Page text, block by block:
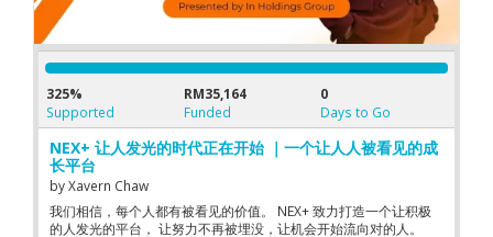
325%
Supported
RM35,164
Funded
0
Days to Go
NEX+ 让人发光的时代正在开始 ｜一个让人人被看见的成
长平台
byXavern Chaw
我们相信，每个人都有被看见的价值。 NEX+ 致力打造一个让积极
的人发光的平台， 让努力不再被埋没，让机会开始流向对的人。